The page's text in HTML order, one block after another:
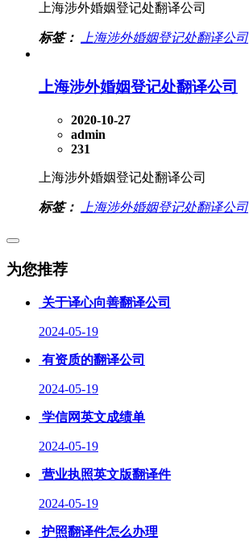
上海涉外婚姻登记处翻译公司
标签： 上海涉外婚姻登记处翻译公司
上海涉外婚姻登记处翻译公司
2020-10-27
admin
231
上海涉外婚姻登记处翻译公司
标签： 上海涉外婚姻登记处翻译公司
为您推荐
关于译心向善翻译公司
2024-05-19
有资质的翻译公司
2024-05-19
学信网英文成绩单
2024-05-19
营业执照英文版翻译件
2024-05-19
护照翻译件怎么办理